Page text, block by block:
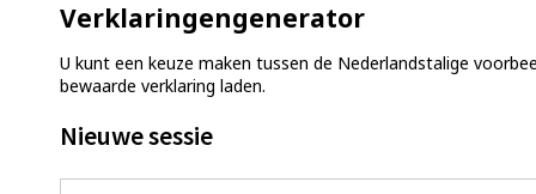
Verklaringengenerator
U kunt een keuze maken tussen de Nederlandstalige
bewaarde verklaring laden.
Nieuwe sessie